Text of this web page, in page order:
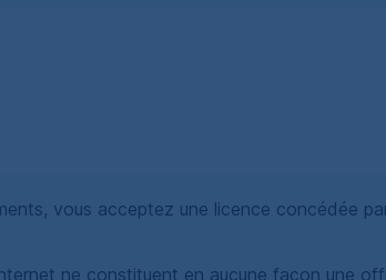
vous acceptez une licence concédée
ne constituent en aucune façon une